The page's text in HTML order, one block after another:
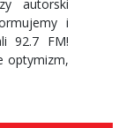
autorski
i
92.7 FM!
optymizm,